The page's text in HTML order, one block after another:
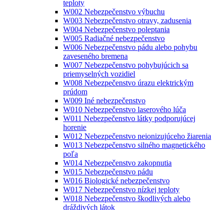
teploty
W002 Nebezpečenstvo výbuchu
W003 Nebezpečenstvo otravy, zadusenia
W004 Nebezpečenstvo poleptania
W005 Radiačné nebezpečenstvo
W006 Nebezpečenstvo pádu alebo pohybu
zaveseného bremena
W007 Nebezpečenstvo pohybujúcich sa
priemyselných vozidiel
W008 Nebezpečenstvo úrazu elektrickým
prúdom
W009 Iné nebezpečenstvo
W010 Nebezpečenstvo laserového lúča
W011 Nebezpečenstvo látky podporujúcej
horenie
W012 Nebezpečenstvo neionizujúceho žiarenia
W013 Nebezpečenstvo silného magnetického
poľa
W014 Nebezpečenstvo zakopnutia
W015 Nebezpečenstvo pádu
W016 Biologické nebezpečenstvo
W017 Nebezpečenstvo nízkej teploty
W018 Nebezpečenstvo škodlivých alebo
dráždivých látok